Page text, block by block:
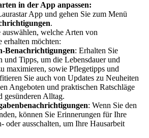
in der App anpassen:
App und gehen Sie zum Menü
.
welche Arten von
erhalten möchten:
Benachrichtigungen: Erhalten Sie
Tipps, um die Lebensdauer und
maximieren, sowie Pflegetipps und
Sie auch von Updates zu Neuheiten
Angeboten und praktischen Ratschläge
gesünderen Alltag.
: Wenn Sie den
können Sie Erinnerungen für Ihre
oder ausschalten, um Ihre Hausarbeit